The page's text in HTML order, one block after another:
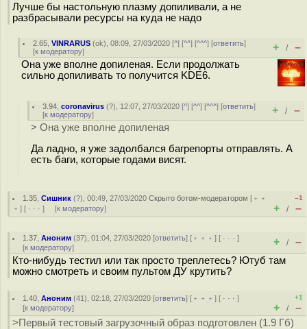
Лучше бы настольную плазму допиливали, а не
разбрасывали ресурсы на куда не надо
2.65 ,VINRARUS (ok), 08:09, 27/03/2020 [^] [^^] [^^^] [ответить]
[к модератору] + / –
Она уже вполне допиленая. Если продолжать
сильно допиливать то получится KDE6.
3.94 ,coronavirus (?), 12:07, 27/03/2020 [^] [^^] [^^^] [ответить]
[к модератору] + / –
> Она уже вполне допиленая
Да ладно, я уже задолбался багрепорты отправлять. А
есть баги, которые годами висят.
1.35 ,Сишник (?), 00:49, 27/03/2020Скрыто ботом-модератором [ ﹢﹢
﹢ ] [ · · · ] [к модератору]
–1
+ / –
1.37 ,Аноним (37), 01:04, 27/03/2020 [ответить] [ ﹢﹢﹢] [ · · ·]
[к модератору] + / –
Кто-нибудь тестил или так просто треплетесь? Ютуб там
можно смотреть и своим пультом ДУ крутить?
1.40 ,Аноним (41), 02:18, 27/03/2020 [ответить] [ ﹢﹢﹢] [ · · ·]
[к модератору]
+1
+ / –
>Первый тестовый загрузочный образ подготовлен (1.9 Гб)